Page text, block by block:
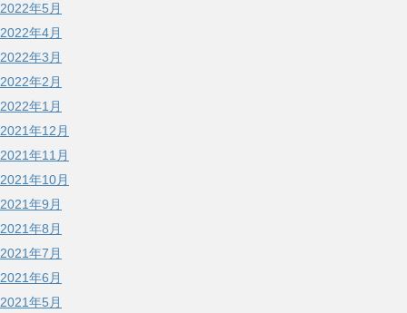
2022年5月
2022年4月
2022年3月
2022年2月
2022年1月
2021年12月
2021年11月
2021年10月
2021年9月
2021年8月
2021年7月
2021年6月
2021年5月